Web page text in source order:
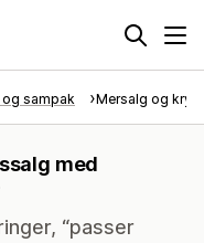
sampak Mersalg og
med
“passer